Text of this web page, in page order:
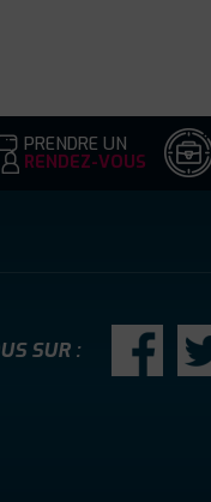
PRENDRE UN
RENDEZ-VOUS
SUR :